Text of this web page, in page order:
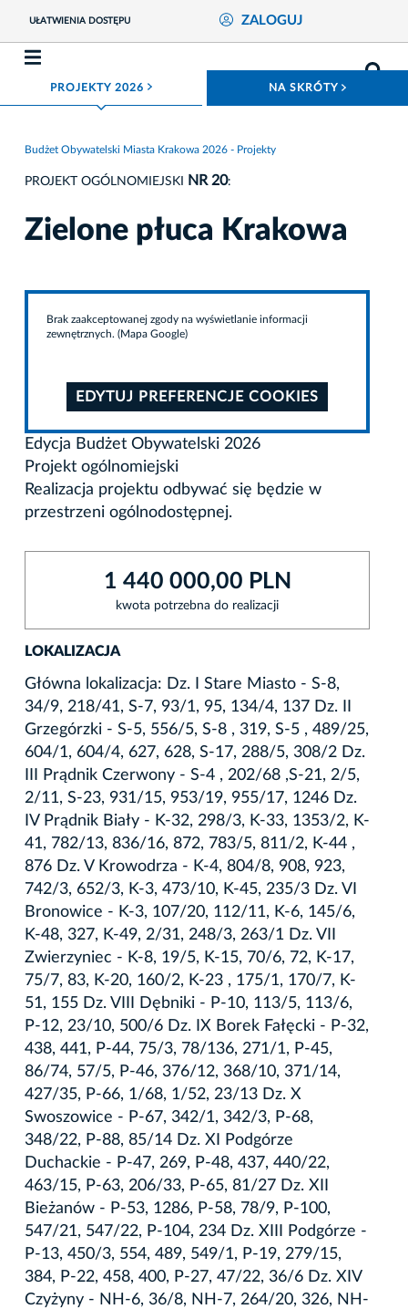
UŁATWIENIA DOSTĘPU ZALOGUJ
PROJEKTY 2026 ROZWIŃ MENU NA SKRÓTY
Budżet Obywatelski Miasta Krakowa 2026 - Projekty
PROJEKT OGÓLNOMIEJSKI NR 20:
Zielone płuca Krakowa
Brak zaakceptowanej zgody na wyświetlanie informacji
zewnętrznych. (Mapa Google)
EDYTUJ PREFERENCJE COOKIES
Edycja Budżet Obywatelski 2026
Projekt ogólnomiejski
Realizacja projektu odbywać się będzie w
przestrzeni ogólnodostępnej.
1 440 000,00 PLN
kwota potrzebna do realizacji
LOKALIZACJA
Główna lokalizacja: Dz. I Stare Miasto - S-8,
34/9, 218/41, S-7, 93/1, 95, 134/4, 137 Dz. II
Grzegórzki - S-5, 556/5, S-8 , 319, S-5 , 489/25,
604/1, 604/4, 627, 628, S-17, 288/5, 308/2 Dz.
III Prądnik Czerwony - S-4 , 202/68 ,S-21, 2/5,
2/11, S-23, 931/15, 953/19, 955/17, 1246 Dz.
IV Prądnik Biały - K-32, 298/3, K-33, 1353/2, K-
41, 782/13, 836/16, 872, 783/5, 811/2, K-44 ,
876 Dz. V Krowodrza - K-4, 804/8, 908, 923,
742/3, 652/3, K-3, 473/10, K-45, 235/3 Dz. VI
Bronowice - K-3, 107/20, 112/11, K-6, 145/6,
K-48, 327, K-49, 2/31, 248/3, 263/1 Dz. VII
Zwierzyniec - K-8, 19/5, K-15, 70/6, 72, K-17,
75/7, 83, K-20, 160/2, K-23 , 175/1, 170/7, K-
51, 155 Dz. VIII Dębniki - P-10, 113/5, 113/6,
P-12, 23/10, 500/6 Dz. IX Borek Fałęcki - P-32,
438, 441, P-44, 75/3, 78/136, 271/1, P-45,
86/74, 57/5, P-46, 376/12, 368/10, 371/14,
427/35, P-66, 1/68, 1/52, 23/13 Dz. X
Swoszowice - P-67, 342/1, 342/3, P-68,
348/22, P-88, 85/14 Dz. XI Podgórze
Duchackie - P-47, 269, P-48, 437, 440/22,
463/15, P-63, 206/33, P-65, 81/27 Dz. XII
Bieżanów - P-53, 1286, P-58, 78/9, P-100,
547/21, 547/22, P-104, 234 Dz. XIII Podgórze -
P-13, 450/3, 554, 489, 549/1, P-19, 279/15,
384, P-22, 458, 400, P-27, 47/22, 36/6 Dz. XIV
Czyżyny - NH-6, 36/8, NH-7, 264/20, 326, NH-